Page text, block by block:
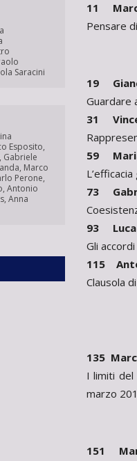
11
Pensare
19
Guardare
31
59
73
93 Luca
Gli
115
Clausola
135
I limiti del
marzo
151
Saracini
Esposito,
, Gabriele
, Marco
Perone,
, Antonio
, Anna